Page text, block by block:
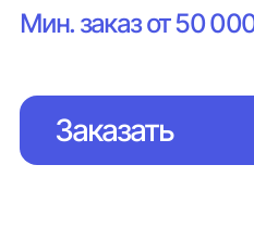
Мин. заказ от 50
Заказать